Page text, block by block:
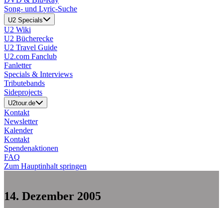
Song- und Lyric-Suche
U2 Specials
U2 Wiki
U2 Bücherecke
U2 Travel Guide
U2.com Fanclub
Fanletter
Specials & Interviews
Tributebands
Sideprojects
U2tour.de
Kontakt
Newsletter
Kalender
Kontakt
Spendenaktionen
FAQ
Zum Hauptinhalt springen
14. Dezember 2005